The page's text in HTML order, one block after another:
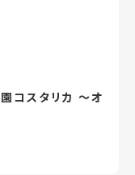
コスタリカ ～オ